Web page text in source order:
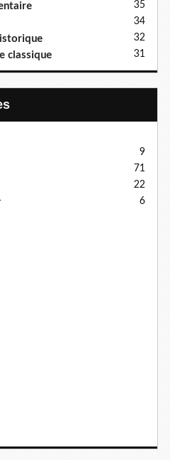
35
34
32
classique 31
9
71
22
6